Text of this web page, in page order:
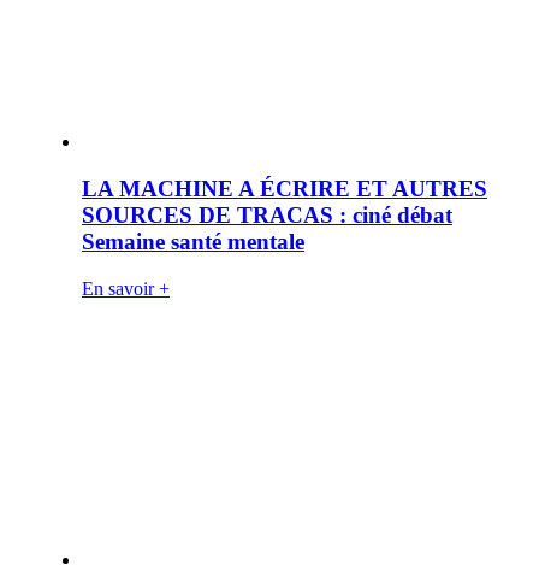
LA MACHINE A ÉCRIRE ET AUTRES
SOURCES DE TRACAS : ciné débat
Semaine santé mentale
En savoir +